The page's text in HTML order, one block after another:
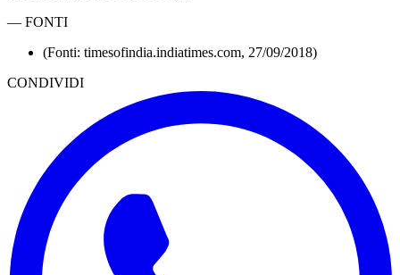
— FONTI
(Fonti: timesofindia.indiatimes.com, 27/09/2018)
CONDIVIDI